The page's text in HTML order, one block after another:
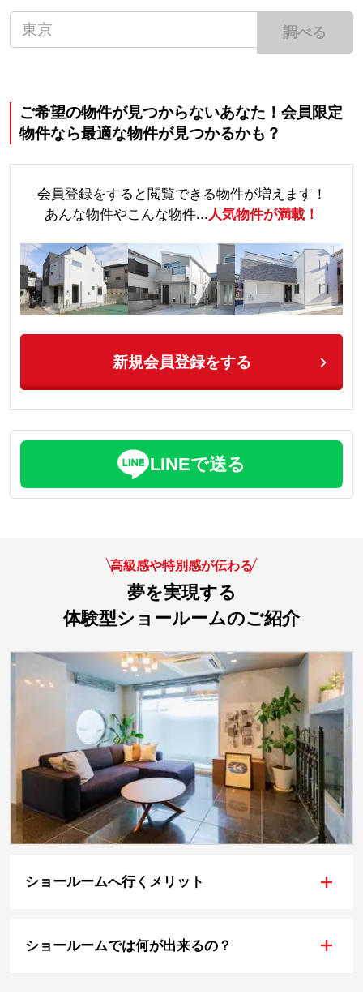
調べる
ご希望の物件が見つからないあなた！会員限定
物件なら最適な物件が見つかるかも？
会員登録をすると閲覧できる物件が増えます！
あんな物件やこんな物件... 人気物件が満載！
新規会員登録をする
LINEで送る
高級感や特別感が伝わる
夢を実現する
体験型ショールームのご紹介
ショールームへ行くメリット +
ショールームでは何が出来るの？ +